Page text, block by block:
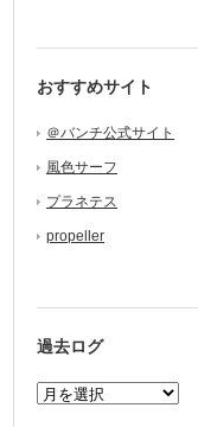
おすすめサイト
＠バンチ公式サイト
風色サーフ
プラネテス
propeller
過去ログ